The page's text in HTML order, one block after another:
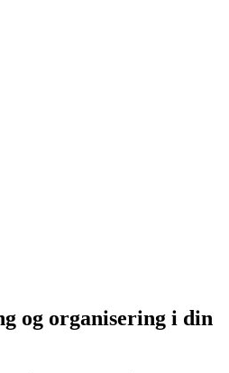
og organisering i din